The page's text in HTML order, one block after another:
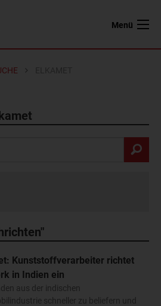
Menü
Kunststoffverarbeiter richtet
in Indien ein
aus der indischen
schneller zu beliefern und